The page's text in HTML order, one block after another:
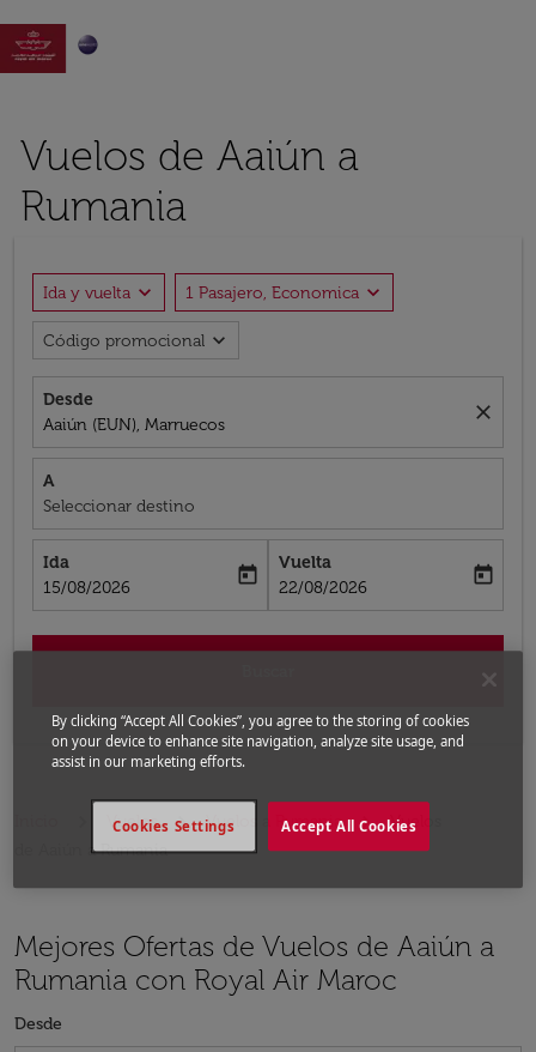

Vuelos de Aaiún a
Rumania
Ida y vuelta expand_more 1 Pasajero, Economica expand_more
Código promocional expand_more
Desde
Aaiún (EUN), Marruecos
close
A
Seleccionar destino
Ida
fc-booking-departure-date-aria-label
15/08/2026
today
Vuelta
fc-booking-return-date-aria-label
22/08/2026
today
Vuelos Vuelos a Rumania
Vuelos
de Aaiún a Rumania
Mejores Ofertas de Vuelos de Aaiún a
Rumania con Royal Air Maroc
Desde
By clicking “Accept All Cookies”, you agree to the storing of cookies
on your device to enhance site navigation, analyze site usage, and
assist in our marketing efforts.
Accept All Cookies
Cookies Settings